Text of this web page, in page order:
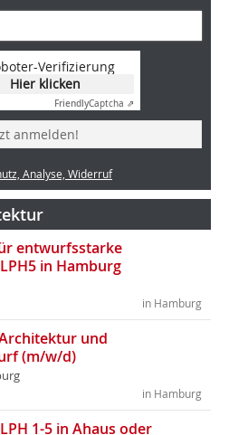
Verifizierung
Hier klicken
FriendlyCaptcha ⇗
anmelden!
Analyse, Widerruf
entwurfsstarke
in Hamburg
in Hamburg
und
(m/w/d)
in Hamburg
1-5 in Ahaus oder